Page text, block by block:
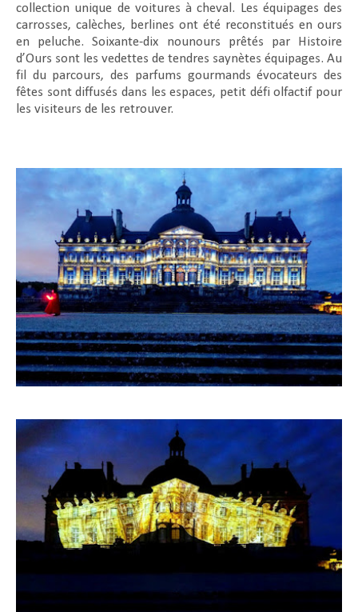
collection unique de voitures à cheval. Les équipages des
carrosses, calèches, berlines ont été reconstitués en ours
en peluche. Soixante-dix nounours prêtés par Histoire
d’Ours sont les vedettes de tendres saynètes équipages. Au
fil du parcours, des parfums gourmands évocateurs des
fêtes sont diffusés dans les espaces, petit défi olfactif pour
les visiteurs de les retrouver.